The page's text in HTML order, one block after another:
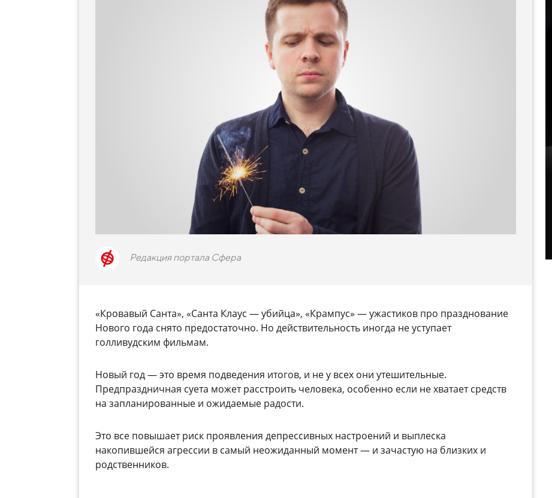
Редакция портала Сфера
«Кровавый Санта», «Санта Клаус — убийца», «Крампус» — ужастиков про празднование
Нового года снято предостаточно. Но действительность иногда не уступает
голливудским фильмам.
Новый год — это время подведения итогов, и не у всех они утешительные.
Предпраздничная суета может расстроить человека, особенно если не хватает средств
на запланированные и ожидаемые радости.
Это все повышает риск проявления депрессивных настроений и выплеска
накопившейся агрессии в самый неожиданный момент — и зачастую на близких и
родственников.